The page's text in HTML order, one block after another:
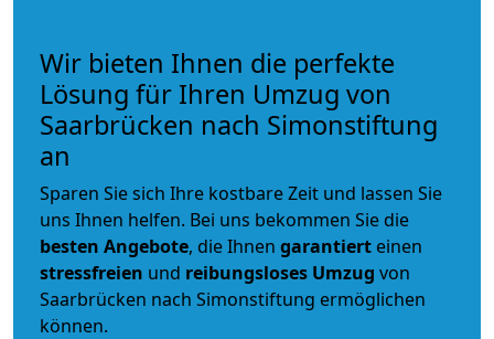
Wir bieten Ihnen die perfekte
Lösung für Ihren Umzug von
Saarbrücken nach Simonstiftung
an
Sparen Sie sich Ihre kostbare Zeit und lassen Sie
uns Ihnen helfen. Bei uns bekommen Sie die
besten Angebote, die Ihnen garantiert einen
stressfreien und reibungsloses Umzug von
Saarbrücken nach Simonstiftung ermöglichen
können.